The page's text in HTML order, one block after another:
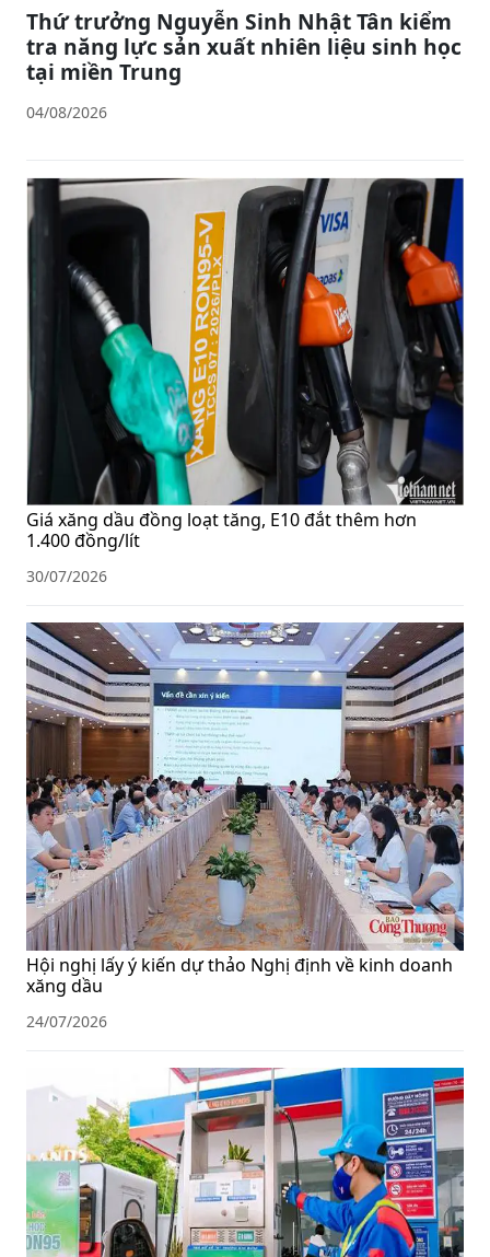
Thứ trưởng Nguyễn Sinh Nhật Tân kiểm
tra năng lực sản xuất nhiên liệu sinh học
tại miền Trung
04/08/2026
Giá xăng dầu đồng loạt tăng, E10 đắt thêm hơn
1.400 đồng/lít
30/07/2026
Hội nghị lấy ý kiến dự thảo Nghị định về kinh doanh
xăng dầu
24/07/2026